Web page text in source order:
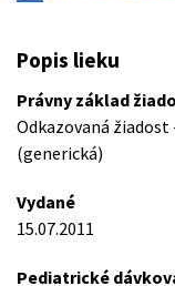
Popis lieku
Právny základ
Odkazovaná
(generická)
Vydané
15.07.2011
Pediatrické